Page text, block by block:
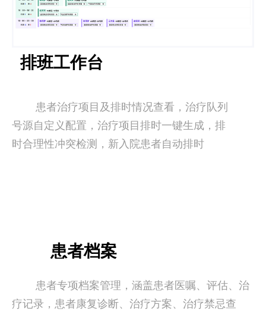
排班工作台
患者治疗项目及排时情况查看，治疗队列
号源自定义配置，治疗项目排时一键生成，排
时合理性冲突检测，新入院患者自动排时
患者档案
患者专项档案管理，涵盖患者医嘱、评估、治
疗记录，患者康复诊断、治疗方案、治疗禁忌查